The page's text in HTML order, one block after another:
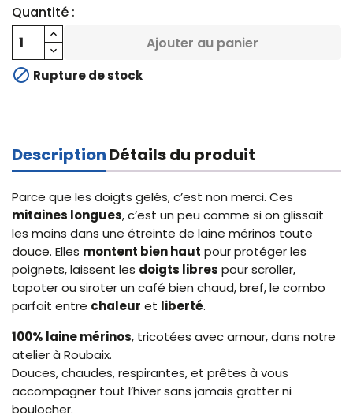
Quantité :
Ajouter au panier
 Rupture de stock
DescriptionDétails du produit
Parce que les doigts gelés, c’est non merci. Ces
mitaines longues, c’est un peu comme si on glissait
les mains dans une étreinte de laine mérinos toute
douce. Elles montent bien haut pour protéger les
poignets, laissent les doigts libres pour scroller,
tapoter ou siroter un café bien chaud, bref, le combo
parfait entre chaleur et liberté.
100% laine mérinos, tricotées avec amour, dans notre
atelier à Roubaix.
Douces, chaudes, respirantes, et prêtes à vous
accompagner tout l’hiver sans jamais gratter ni
boulocher.